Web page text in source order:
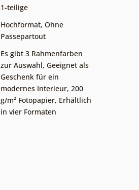
1-teilige
Hochformat, Ohne
Passepartout
Es gibt 3 Rahmenfarben
zur Auswahl, Geeignet als
Geschenk für ein
modernes Interieur, 200
g/m² Fotopapier, Erhältlich
in vier Formaten